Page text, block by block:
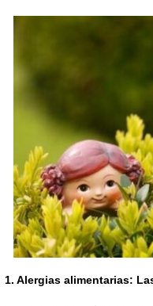
1. Alergias alimentarias: